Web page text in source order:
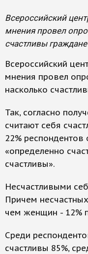
Всероссийский
мнения провел
счастливы
Всероссийский
мнения провел
насколько
Так, согласно
считают себя
22% респондентов
«определенно
счастливы».
Несчастливыми
Причем
чем женщин - 12%
Среди
счастливы 85%,